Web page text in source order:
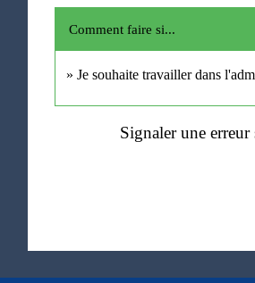
Comment faire si...
Je souhaite travailler dans
Signaler une erreur